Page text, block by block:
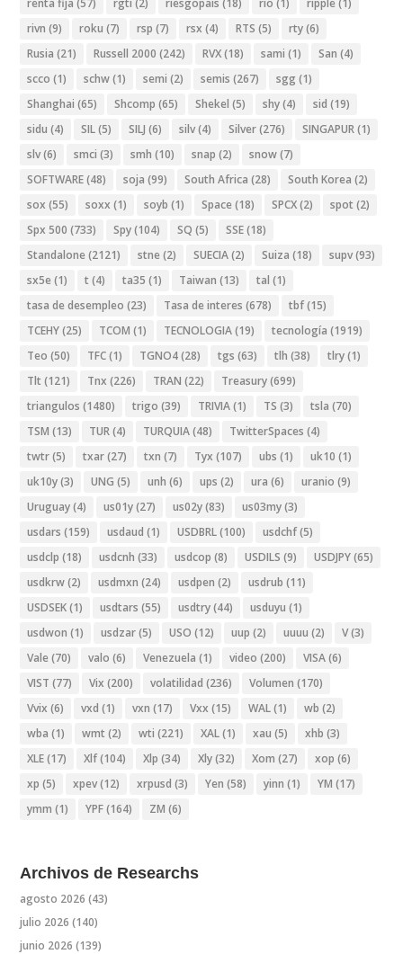
rivn (9) roku (7) rsp (7) rsx (4) RTS (5) rty(6)
Rusia (21) Russell 2000 (242) RVX(18) sami (1) San (4)
scco (1) schw(1) semi (2) semis (267) sgg (1)
Shanghai (65) Shcomp (65) Shekel (5) shy(4) sid (19)
sidu (4) SIL(5) SILJ (6) silv(4) Silver(276) SINGAPUR(1)
slv(6) smci (3) smh (10) snap (2) snow(7)
SOFTWARE(48) soja (99) South Africa (28) South Korea (2)
sox (55) soxx (1) soyb (1) Space (18) SPCX(2) spot (2)
Spx 500 (733) Spy(104) SQ (5) SSE(18)
Standalone (2121) stne (2) SUECIA(2) Suiza (18) supv(93)
sx5e (1) t (4) ta35 (1) Taiwan (13) tal (1)
tasa de desempleo (23) Tasa de interes (678) tbf(15)
TCEHY(25) TCOM (1) TECNOLOGIA(19) tecnología (1919)
Teo (50) TFC(1) TGNO4(28) tgs (63) tlh (38) tlry(1)
Tlt (121) Tnx (226) TRAN (22) Treasury(699)
triangulos (1480) trigo (39) TRIVIA(1) TS (3) tsla (70)
TSM (13) TUR(4) TURQUIA(48) TwitterSpaces (4)
twtr(5) txar(27) txn (7) Tyx (107) ubs (1) uk10 (1)
uk10y(3) UNG (5) unh (6) ups (2) ura (6) uranio (9)
Uruguay(4) us01y(27) us02y(83) us03my(3)
usdars (159) usdaud (1) USDBRL(100) usdchf(5)
usdclp (18) usdcnh (33) usdcop (8) USDILS (9) USDJPY(65)
usdkrw(2) usdmxn (24) usdpen (2) usdrub (11)
USDSEK(1) usdtars (55) usdtry(44) usduyu (1)
usdwon (1) usdzar(5) USO (12) uup (2) uuuu (2) V(3)
Vale (70) valo (6) Venezuela (1) video (200) VISA(6)
VIST (77) Vix (200) volatilidad (236) Volumen (170)
Vvix (6) vxd (1) vxn (17) Vxx (15) WAL(1) wb (2)
wba (1) wmt (2) wti (221) XAL(1) xau (5) xhb (3)
XLE(17) Xlf(104) Xlp (34) Xly(32) Xom (27) xop (6)
xp (5) xpev(12) xrpusd (3) Yen (58) yinn (1) YM (17)
ymm (1) YPF(164) ZM (6)
Archivos de Researchs
agosto 2026 (43)
julio 2026 (140)
junio 2026 (139)